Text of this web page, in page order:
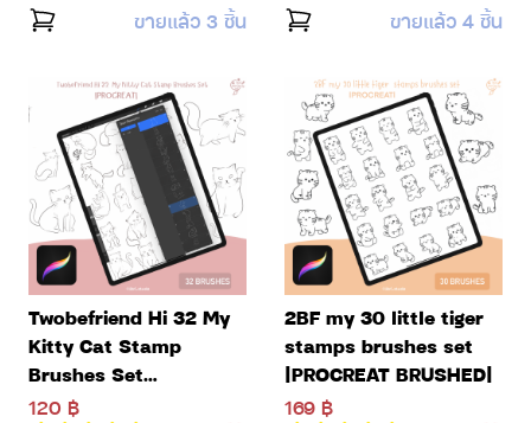
ขายแล้ว 3 ชิ้น ขายแล้ว 4 ชิ้น
Twobefriend Hi 32 My
Kitty Cat Stamp
Brushes Set
|PROCREAT BRUSHED|
120 ฿
2BF my 30 little tiger
stamps brushes set
|PROCREAT BRUSHED|
169 ฿